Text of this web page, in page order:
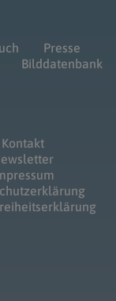
Presse
Bilddatenbank
Kontakt